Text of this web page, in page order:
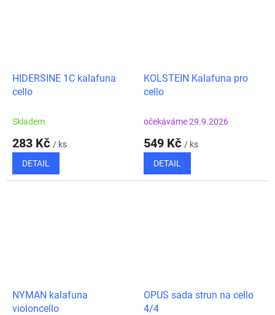
HIDERSINE 1C kalafuna
cello
Skladem
283 Kč / ks
DETAIL
KOLSTEIN Kalafuna pro
cello
očekáváme 29.9.2026
549 Kč / ks
DETAIL
NYMAN kalafuna
violoncello
OPUS sada strun na cello
4/4